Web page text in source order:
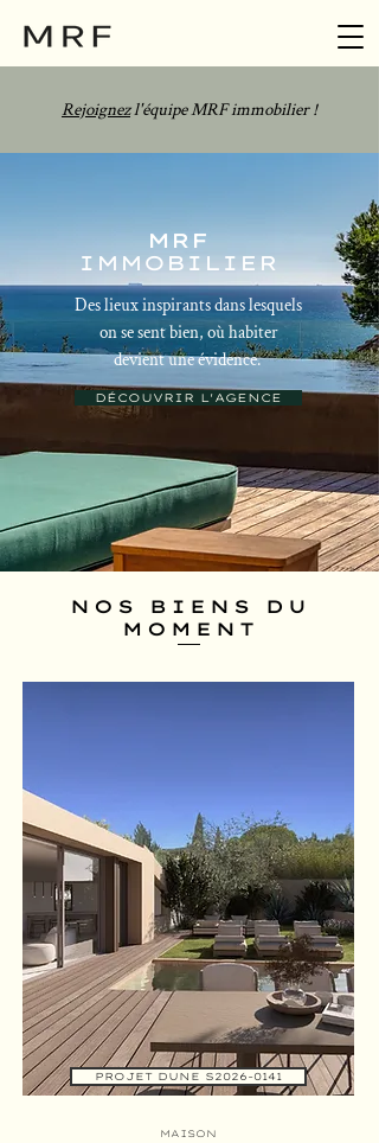
Rejoignezl'équipe MRF immobilier !
MRF
IMMOBILIER
Des lieux inspirants dans lesquels
on se sent bien, où habiter
devient une évidence.
DÉCOUVRIR L'AGENCE
NOS BIENS DU
MOMENT
PROJET DUNE S2026-0141
MAISON